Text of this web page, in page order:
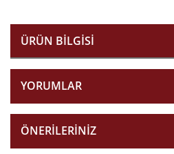
ÜRÜN BILGISI
YORUMLAR
ÖNERILERINIZ